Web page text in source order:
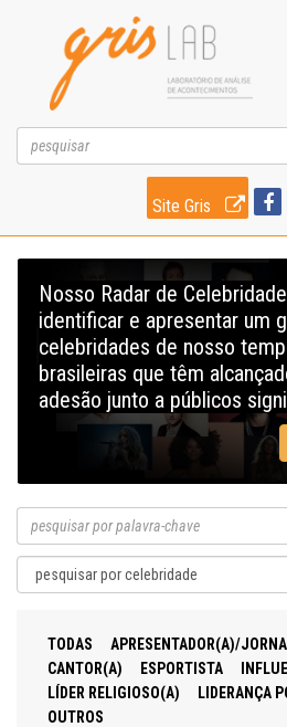
Site Gris
Nosso Radar de
identificar e apresentar um
celebridades de nosso
brasileiras que têm
adesão junto a públicos
TODAS APRESENTADOR(A)/
CANTOR(A)
ESPORTISTA
LÍDER RELIGIOSO(A)
LIDERANÇA
OUTROS